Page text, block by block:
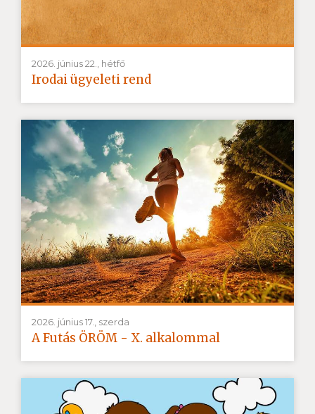
2026. június 22., hétfő
Irodai ügyeleti rend
2026. június 17., szerda
A Futás ÖRÖM - X. alkalommal